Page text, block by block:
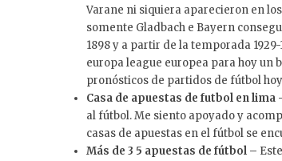
Varane ni siquiera aparecieron en
somente Gladbach e Bayern
1898 y a partir de la temporada
europa league europea para hoy un
pronósticos de partidos de fútbol
Casa de apuestas de futbol en lima
al fútbol. Me siento apoyado y
casas de apuestas en el fútbol se
Más de 3 5 apuestas de fútbol –